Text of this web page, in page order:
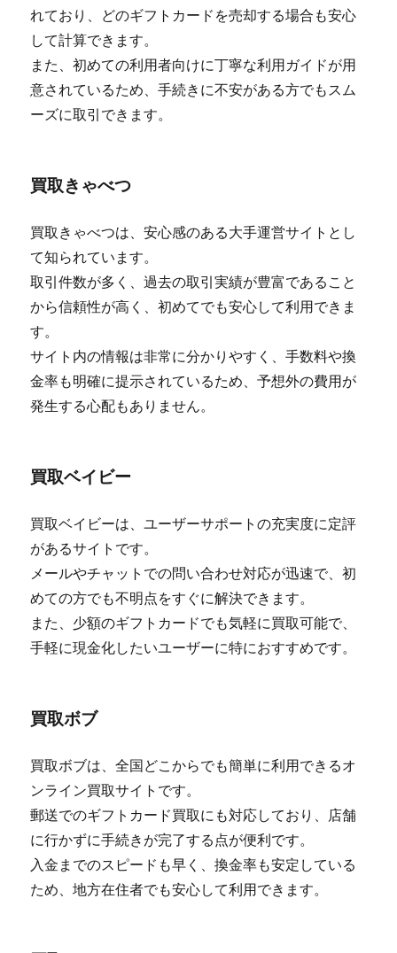
れており、どのギフトカードを売却する場合も安心
して計算できます。
また、初めての利用者向けに丁寧な利用ガイドが用
意されているため、手続きに不安がある方でもスム
ーズに取引できます。
買取きゃべつ
買取きゃべつは、安心感のある大手運営サイトとし
て知られています。
取引件数が多く、過去の取引実績が豊富であること
から信頼性が高く、初めてでも安心して利用できま
す。
サイト内の情報は非常に分かりやすく、手数料や換
金率も明確に提示されているため、予想外の費用が
発生する心配もありません。
買取ベイビー
買取ベイビーは、ユーザーサポートの充実度に定評
があるサイトです。
メールやチャットでの問い合わせ対応が迅速で、初
めての方でも不明点をすぐに解決できます。
また、少額のギフトカードでも気軽に買取可能で、
手軽に現金化したいユーザーに特におすすめです。
買取ボブ
買取ボブは、全国どこからでも簡単に利用できるオ
ンライン買取サイトです。
郵送でのギフトカード買取にも対応しており、店舗
に行かずに手続きが完了する点が便利です。
入金までのスピードも早く、換金率も安定している
ため、地方在住者でも安心して利用できます。